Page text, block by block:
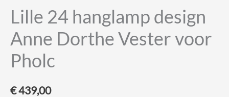
Lille 24 hanglamp design
Anne Dorthe Vester voor
Pholc
€439,00